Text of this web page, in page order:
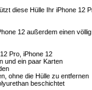
diese Hülle Ihr iPhone 12
12 außerdem einen völlig
Pro, iPhone 12
und ein paar Karten
ohne die Hülle zu entfernen
beschichtet